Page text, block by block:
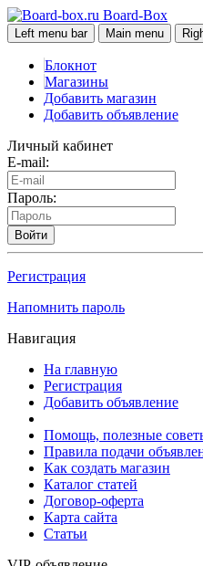
Board-Box
Left menu bar Main menu
Блокнот
Магазины
Добавить магазин
Добавить объявление
Личный кабинет
E-mail:
Пароль:
Войти
Регистрация
Напомнить пароль
Навигация
На главную
Регистрация
Добавить объявление
Помощь, полезные
Правила подачи
Как создать магазин
Каталог статей
Договор-оферта
Карта сайта
Статьи